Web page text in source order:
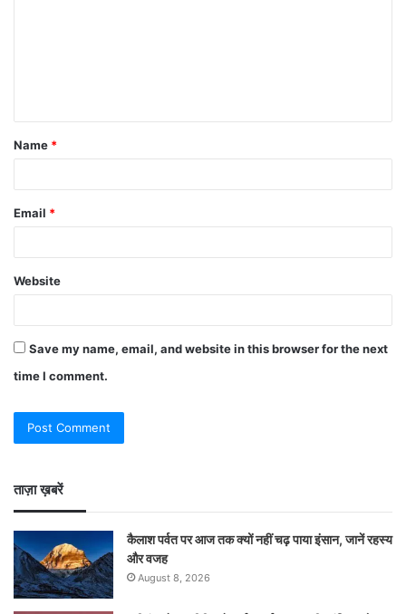
Name *
Email *
Website
Save my name, email, and website in this browser for the next
time I comment.
ताज़ा ख़बरें
कैलाश पर्वत पर आज तक क्यों नहीं चढ़ पाया इंसान, जानें रहस्य
और वजह
August 8, 2026